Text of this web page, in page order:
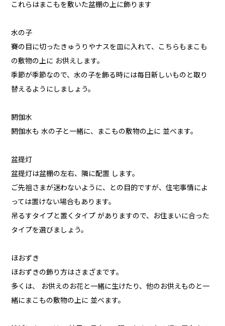
これらはまこもを敷いた盆棚の上に飾ります
水の子
賽の目に切ったきゅうりやナスを皿に入れて、こちらもまこも
の敷物の上に お供えします。
季節が季節なので、水の子を飾る時には毎日新しいものと取り
替えるようにしましょう。
閼伽水
閼伽水も 水の子と一緒に、まこもの敷物の上に 並べます。
盆提灯
盆提灯は盆棚の左右、隣に配置 します。
ご先祖さまが迷わないように、との目的ですが、住宅事情によ
っては置けない場合もあります。
吊るすタイプと置くタイプ がありますので、お住まいに合った
タイプを選びましょう。
ほおずき
ほおずきの飾り方はさまざまです。
多くは、 お供えのお花と一緒に生けたり、他のお供えものと一
緒にまこもの敷物の上に 並べます。